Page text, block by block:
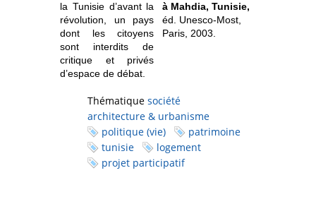
la Tunisie d’avant la
révolution, un pays
dont les citoyens
sont interdits de
critique et privés
d’espace de débat.
à Mahdia, Tunisie,
éd. Unesco-Most,
Paris, 2003.
Thématique société
architecture & urbanisme
politique (vie)
patrimoine
tunisie
logement
projet participatif